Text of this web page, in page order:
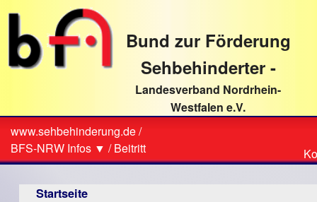
direkt
Textinhalt
Bund zur Förderung
Sehbehinderter -
Landesverband Nordrhein-
Westfalen e.V.
Sie
sind
hier
www.sehbehinderung.de/
BFS-NRW Infos ▼ /Beitritt
Startseite